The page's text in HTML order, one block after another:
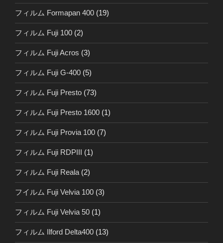
フィルム Formapan 400 (19)
フィルム Fuji 100 (2)
フィルム Fuji Acros (3)
フィルム Fuji G-400 (5)
フィルム Fuji Presto (73)
フィルム Fuji Presto 1600 (1)
フィルム Fuji Provia 100 (7)
フィルム Fuji RDPIII (1)
フィルム Fuji Reala(2)
フイルム Fuji Velvia 100 (3)
フィルム Fuji Velvia 50 (1)
フィルム Ilford Delta400 (13)